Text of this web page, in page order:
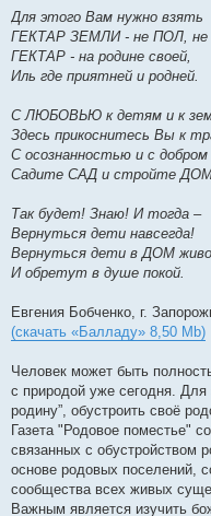
Для этого Вам нужно взять
ГЕКТАР ЗЕМЛИ - не ПОЛ, не
ГЕКТАР - на родине своей,
Иль где приятней и родней.
С ЛЮБОВЬЮ к детям и к
Здесь прикоснитесь Вы к
С осознанностью и с добром
Садите САД и стройте
Так будет! Знаю! И тогда –
Вернуться дети навсегда!
Вернуться дети в ДОМ
И обретут в душе покой.
Евгения Бобченко, г.
(скачать «Балладу» 8,50 Mb)
Человек может быть
с природой уже сегодня. Для
родину”, обустроить своё
Газета "Родовое поместье"
связанных с обустройством
основе родовых поселений,
сообщества всех живых
Важным является изучить